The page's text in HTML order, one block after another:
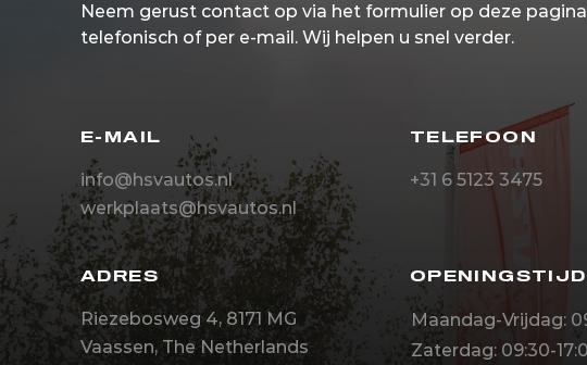
Neem gerust contact op via het formulier op deze
telefonisch of per e-mail. Wij helpen u snel verder.
E-MAIL
info@hsvautos.nl
werkplaats@hsvautos.nl
TELEFOON
+31 6 5123 3475
ADRES
Riezebosweg 4, 8171 MG
Vaassen, The Netherlands
Maandag-Vrijdag:
Zaterdag: 09:30-